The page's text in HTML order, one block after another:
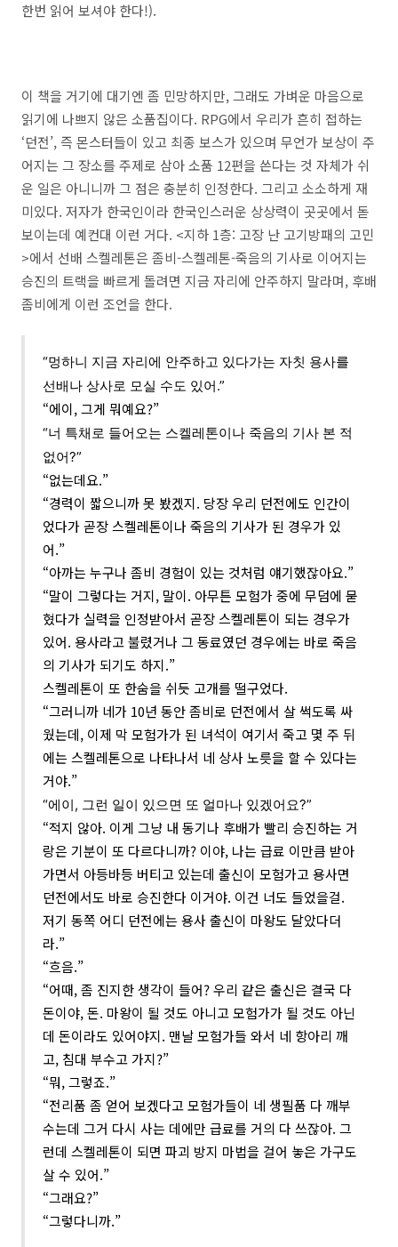
한번 읽어 보셔야 한다!).
이 책을 거기에 대기엔 좀 민망하지만, 그래도 가벼운 마음으로
읽기에 나쁘지 않은 소품집이다. RPG에서 우리가 흔히 접하는
‘던전’, 즉 몬스터들이 있고 최종 보스가 있으며 무언가 보상이 주
어지는 그 장소를 주제로 삼아 소품 12편을 쓴다는 것 자체가 쉬
운 일은 아니니까 그 점은 충분히 인정한다. 그리고 소소하게 재
미있다. 저자가 한국인이라 한국인스러운 상상력이 곳곳에서 돋
보이는데 예컨대 이런 거다. <지하 1층: 고장 난 고기방패의 고민
>에서 선배 스켈레톤은 좀비-스켈레톤-죽음의 기사로 이어지는
승진의 트랙을 빠르게 돌려면 지금 자리에 안주하지 말라며, 후배
좀비에게 이런 조언을 한다.
“멍하니 지금 자리에 안주하고 있다가는 자칫 용사를
선배나 상사로 모실 수도 있어.”
“에이, 그게 뭐예요?”
“너 특채로 들어오는 스켈레톤이나 죽음의 기사 본 적
없어?”
“없는데요.”
“경력이 짧으니까 못 봤겠지. 당장 우리 던전에도 인간이
었다가 곧장 스켈레톤이나 죽음의 기사가 된 경우가 있
어.”
“아까는 누구나 좀비 경험이 있는 것처럼 얘기했잖아요.”
“말이 그렇다는 거지, 말이. 아무튼 모험가 중에 무덤에 묻
혔다가 실력을 인정받아서 곧장 스켈레톤이 되는 경우가
있어. 용사라고 불렸거나 그 동료였던 경우에는 바로 죽음
의 기사가 되기도 하지.”
스켈레톤이 또 한숨을 쉬듯 고개를 떨구었다.
“그러니까 네가 10년 동안 좀비로 던전에서 살 썩도록 싸
웠는데, 이제 막 모험가가 된 녀석이 여기서 죽고 몇 주 뒤
에는 스켈레톤으로 나타나서 네 상사 노릇을 할 수 있다는
거야.”
“에이, 그런 일이 있으면 또 얼마나 있겠어요?”
“적지 않아. 이게 그냥 내 동기나 후배가 빨리 승진하는 거
랑은 기분이 또 다르다니까? 이야, 나는 급료 이만큼 받아
가면서 아등바등 버티고 있는데 출신이 모험가고 용사면
던전에서도 바로 승진한다 이거야. 이건 너도 들었을걸.
저기 동쪽 어디 던전에는 용사 출신이 마왕도 달았다더
라.”
“흐음.”
“어때, 좀 진지한 생각이 들어? 우리 같은 출신은 결국 다
돈이야, 돈. 마왕이 될 것도 아니고 모험가가 될 것도 아닌
데 돈이라도 있어야지. 맨날 모험가들 와서 네 항아리 깨
고, 침대 부수고 가지?”
“뭐, 그렇죠.”
“전리품 좀 얻어 보겠다고 모험가들이 네 생필품 다 깨부
수는데 그거 다시 사는 데에만 급료를 거의 다 쓰잖아. 그
런데 스켈레톤이 되면 파괴 방지 마법을 걸어 놓은 가구도
살 수 있어.”
“그래요?”
“그렇다니까.”